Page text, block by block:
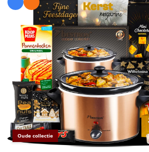
€45 tot €50
€50 tot €55
€55 tot €75
€75 tot €100
€100 en hoger
Alle kerstpakketten 2026
Oude collectie